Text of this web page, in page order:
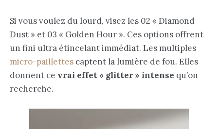
Si vous voulez du lourd, visez les 02 « Diamond
Dust » et 03 « Golden Hour ». Ces options offrent
un fini ultra étincelant immédiat. Les multiples
micro-paillettes captent la lumière de fou. Elles
donnent ce vrai effet « glitter » intense qu’on
recherche.